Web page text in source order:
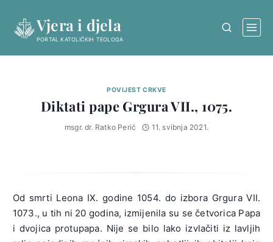
content
Vjera i djela
PORTAL KATOLIČKIH TEOLOGA
POVIJEST CRKVE
Diktati pape Grgura VII., 1075.
msgr. dr. Ratko Perić 11. svibnja 2021.
Od smrti Leona IX. godine 1054. do izbora Grgura VII.
1073., u tih ni 20 godina, izmijenila su se četvorica Papa
i dvojica protupapa. Nije se bilo lako izvlačiti iz lavljih